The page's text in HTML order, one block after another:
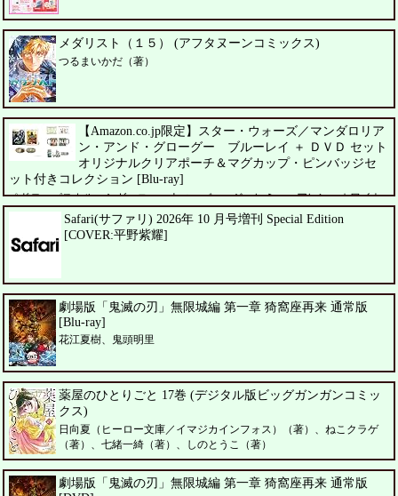
メダリスト（１５） (アフタヌーンコミックス)
つるまいかだ（著）
【Amazon.co.jp限定】スター・ウォーズ／マンダロリア
ン・アンド・グローグー ブルーレイ ＋ ＤＶＤ セット
オリジナルクリアポーチ＆マグカップ・ピンバッジセ
ット付きコレクション [Blu-ray]
ペドロ・パスカル、シガーニー・ウィーバー、ジェレミー・アレン・ホワイト
Safari(サファリ) 2026年 10 月号増刊 Special Edition
[COVER:平野紫耀]
劇場版「鬼滅の刃」無限城編 第一章 猗窩座再来 通常版
[Blu-ray]
花江夏樹、鬼頭明里
薬屋のひとりごと 17巻 (デジタル版ビッグガンガンコミッ
クス)
日向夏（ヒーロー文庫／イマジカインフォス）（著）、ねこクラゲ
（著）、七緒一綺（著）、しのとうこ（著）
劇場版「鬼滅の刃」無限城編 第一章 猗窩座再来 通常版